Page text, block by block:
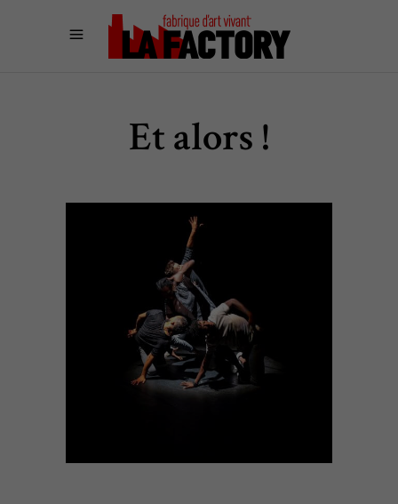
Et alors !